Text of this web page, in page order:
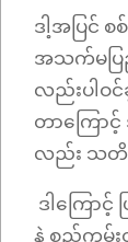
ဒါ့အပြင်
အသက်မပြ
လည်းပါဝင်
တာကြောင့်
လည်း သတိ
ဒါကြော
နဲ့ စည်ကမ်